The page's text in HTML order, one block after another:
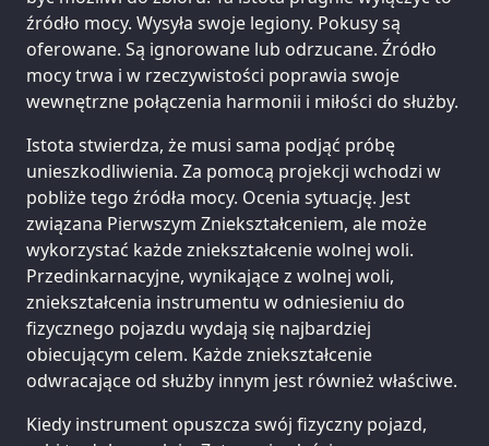
źródło mocy. Wysyła swoje legiony. Pokusy są
oferowane. Są ignorowane lub odrzucane. Źródło
mocy trwa i w rzeczywistości poprawia swoje
wewnętrzne połączenia harmonii i miłości do służby.
Istota stwierdza, że musi sama podjąć próbę
unieszkodliwienia. Za pomocą projekcji wchodzi w
pobliże tego źródła mocy. Ocenia sytuację. Jest
związana Pierwszym Zniekształceniem, ale może
wykorzystać każde zniekształcenie wolnej woli.
Przedinkarnacyjne, wynikające z wolnej woli,
zniekształcenia instrumentu w odniesieniu do
fizycznego pojazdu wydają się najbardziej
obiecującym celem. Każde zniekształcenie
odwracające od służby innym jest również właściwe.
Kiedy instrument opuszcza swój fizyczny pojazd,